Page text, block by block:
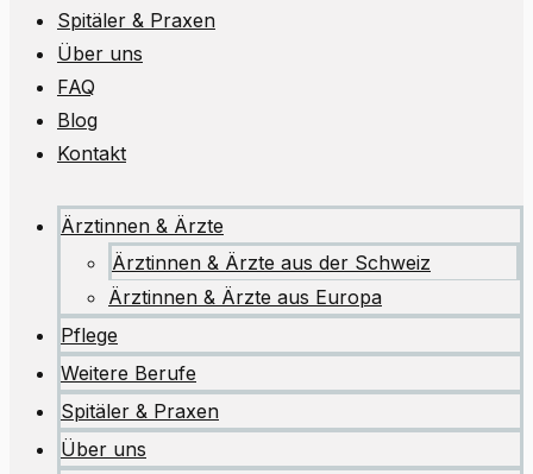
Spitäler & Praxen
Über uns
FAQ
Blog
Kontakt
Ärztinnen & Ärzte
Ärztinnen & Ärzte aus der Schweiz
Ärztinnen & Ärzte aus Europa
Pflege
Weitere Berufe
Spitäler & Praxen
Über uns